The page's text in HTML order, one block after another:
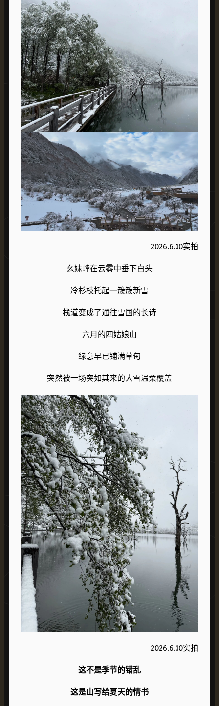
2026.6.10实拍
幺妹峰在云雾中垂下白头
冷杉枝托起一簇簇新雪
栈道变成了通往雪国的长诗
六月的四姑娘山
绿意早已铺满草甸
突然被一场突如其来的大雪温柔覆盖
2026.6.10实拍
这不是季节的错乱
这是山写给夏天的情书